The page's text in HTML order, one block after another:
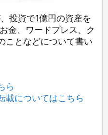
投資で1億円の資産を
金、ワードプレス、ク
ことなどについて書い
ら
載についてはこちら